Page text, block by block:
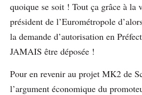
quoique se soit ! Tout ça grâce à la
président de l’Eurométropole
la demande d’autorisation en
JAMAIS être déposée !
Pour en revenir au projet MK2 de
l’argument économique du